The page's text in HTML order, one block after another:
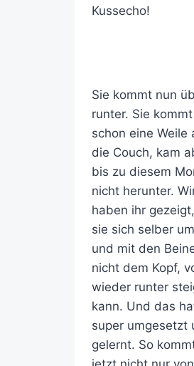
Kussecho!
Sie kommt nun
runter. Sie
schon eine Weile
die Couch, kam
bis zu diesem
nicht herunter.
haben ihr
sie sich selber
und mit den
nicht dem Kopf,
wieder runter
kann. Und das
super umgesetzt
gelernt. So